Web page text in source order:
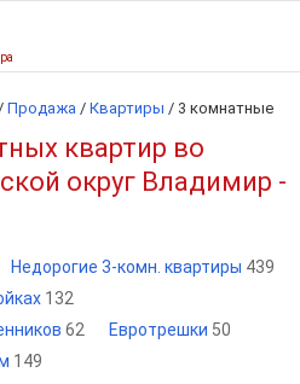
Продажа / Квартиры / 3 комнатные
квартир во
округ Владимир -
Недорогие 3-комн. квартиры 439
132
62 Евротрешки 50
149